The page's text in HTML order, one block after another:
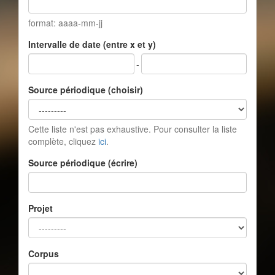
format: aaaa-mm-jj
Intervalle de date (entre x et y)
-
Source périodique (choisir)
Cette liste n'est pas exhaustive. Pour consulter la liste
complète, cliquez ici.
Source périodique (écrire)
Projet
Corpus